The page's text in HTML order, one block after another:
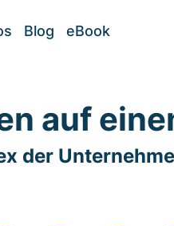
Blog eBook
auf
der